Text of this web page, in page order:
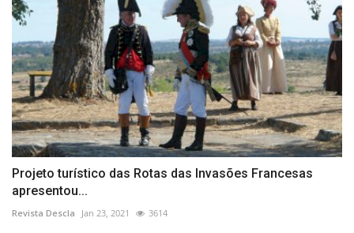
Projeto turístico das Rotas das Invasões Francesas
apresentou...
Revista Descla Jan 23, 2021 3614